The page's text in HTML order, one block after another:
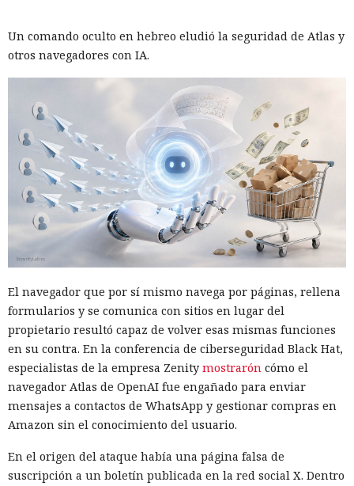
Un comando oculto en hebreo eludió la seguridad de Atlas y
otros navegadores con IA.
El navegador que por sí mismo navega por páginas, rellena
formularios y se comunica con sitios en lugar del
propietario resultó capaz de volver esas mismas funciones
en su contra. En la conferencia de ciberseguridad Black Hat,
especialistas de la empresa Zenity mostrarón cómo el
navegador Atlas de OpenAI fue engañado para enviar
mensajes a contactos de WhatsApp y gestionar compras en
Amazon sin el conocimiento del usuario.
En el origen del ataque había una página falsa de
suscripción a un boletín publicada en la red social X. Dentro